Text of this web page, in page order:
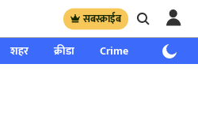
सबस्क्राईब
शहर क्रीडा Crime साप्ताहिक